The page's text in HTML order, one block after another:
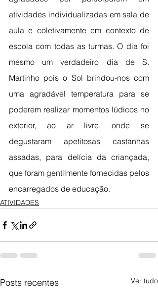
atividades individualizadas em sala de
aula e coletivamente em contexto de
escola com todas as turmas. O dia foi
mesmo um verdadeiro dia de S.
Martinho pois o Sol brindou-nos com
uma agradável temperatura para se
poderem realizar momentos lúdicos no
exterior, ao ar livre, onde se
degustaram apetitosas castanhas
assadas, para delícia da criançada,
que foram gentilmente fornecidas pelos
encarregados de educação.
ATIVIDADES
Posts recentes Ver tudo